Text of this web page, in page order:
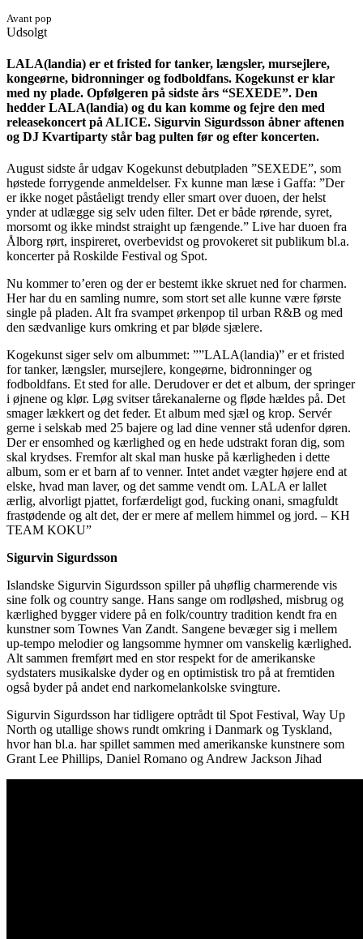
Avant pop
Udsolgt
LALA(landia) er et fristed for tanker, længsler, mursejlere,
kongeørne, bidronninger og fodboldfans. Kogekunst er klar
med ny plade. Opfølgeren på sidste års “SEXEDE”. Den
hedder LALA(landia) og du kan komme og fejre den med
releasekoncert på ALICE. Sigurvin Sigurdsson åbner aftenen
og DJ Kvartiparty står bag pulten før og efter koncerten.
August sidste år udgav Kogekunst debutpladen ”SEXEDE”, som
høstede forrygende anmeldelser. Fx kunne man læse i Gaffa: ”Der
er ikke noget påståeligt trendy eller smart over duoen, der helst
ynder at udlægge sig selv uden filter. Det er både rørende, syret,
morsomt og ikke mindst straight up fængende.” Live har duoen fra
Ålborg rørt, inspireret, overbevidst og provokeret sit publikum bl.a.
koncerter på Roskilde Festival og Spot.
Nu kommer to’eren og der er bestemt ikke skruet ned for charmen.
Her har du en samling numre, som stort set alle kunne være første
single på pladen. Alt fra svampet ørkenpop til urban R&B og med
den sædvanlige kurs omkring et par bløde sjælere.
Kogekunst siger selv om albummet: ””LALA(landia)” er et fristed
for tanker, længsler, mursejlere, kongeørne, bidronninger og
fodboldfans. Et sted for alle. Derudover er det et album, der springer
i øjnene og klør. Løg svitser tårekanalerne og fløde hældes på. Det
smager lækkert og det feder. Et album med sjæl og krop. Servér
gerne i selskab med 25 bajere og lad dine venner stå udenfor døren.
Der er ensomhed og kærlighed og en hede udstrakt foran dig, som
skal krydses. Fremfor alt skal man huske på kærligheden i dette
album, som er et barn af to venner. Intet andet vægter højere end at
elske, hvad man laver, og det samme vendt om. LALA er lallet
ærlig, alvorligt pjattet, forfærdeligt god, fucking onani, smagfuldt
frastødende og alt det, der er mere af mellem himmel og jord. – KH
TEAM KOKU”
Sigurvin Sigurdsson
Islandske Sigurvin Sigurdsson spiller på uhøflig charmerende vis
sine folk og country sange. Hans sange om rodløshed, misbrug og
kærlighed bygger videre på en folk/country tradition kendt fra en
kunstner som Townes Van Zandt. Sangene bevæger sig i mellem
up-tempo melodier og langsomme hymner om vanskelig kærlighed.
Alt sammen fremført med en stor respekt for de amerikanske
sydstaters musikalske dyder og en optimistisk tro på at fremtiden
også byder på andet end narkomelankolske svingture.
Sigurvin Sigurdsson har tidligere optrådt til Spot Festival, Way Up
North og utallige shows rundt omkring i Danmark og Tyskland,
hvor han bl.a. har spillet sammen med amerikanske kunstnere som
Grant Lee Phillips, Daniel Romano og Andrew Jackson Jihad